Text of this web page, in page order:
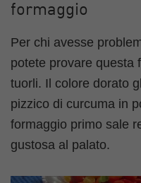
formaggio
Per chi avesse
potete provare questa
tuorli. Il colore dorato
pizzico di curcuma in
formaggio primo sale
gustosa al palato.